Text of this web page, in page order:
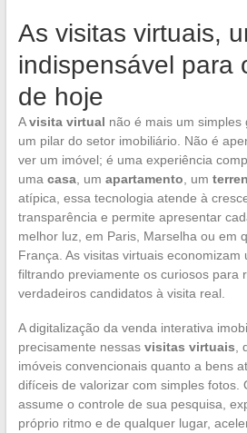
As visitas virtuais,
indispensável para
de hoje
Avisita virtual não é mais um
um pilar do setor imobiliário. Não é
ver um imóvel; é uma experiência
uma casa, um apartamento , um
atípica, essa tecnologia atende à
transparência e permite apresentar
melhor luz, em Paris, Marselha ou em
França. As visitas virtuais economizam
filtrando previamente os curiosos para
verdadeiros candidatos à visita real.
A digitalização da venda interativa
precisamente nessas visitas virtuais
imóveis convencionais quanto a bens
difíceis de valorizar com simples fotos.
assume o controle de sua pesquisa,
próprio ritmo e de qualquer lugar,